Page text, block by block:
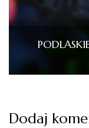
Dodaj